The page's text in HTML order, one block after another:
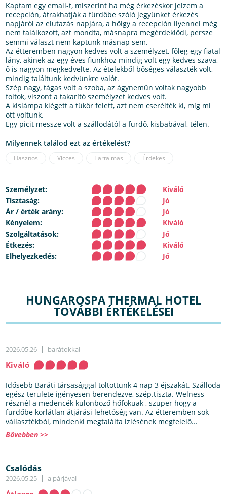
Kaptam egy email-t, miszerint ha még érkezéskor jelzem a
recepción, átrakhatják a fürdőbe szóló jegyünket érkezés
napjáról az elutazás napjára, a hölgy a recepción ilyennel még
nem találkozott, azt mondta, másnapra megérdeklődi, persze
semmi választ nem kaptunk másnap sem.
Az étteremben nagyon kedves volt a személyzet, főleg egy fiatal
lány, akinek az egy éves fiunkhoz mindig volt egy kedves szava,
ő is nagyon megkedvelte. Az ételekből bőséges választék volt,
mindig találtunk kedvünkre valót.
Szép nagy, tágas volt a szoba, az ágyneműn voltak nagyobb
foltok, viszont a takarító személyzet kedves volt.
A kislámpa kiégett a tükör felett, azt nem cserélték ki, míg mi
ott voltunk.
Egy picit messze volt a szállodától a fürdő, kisbabával, télen.
Milyennek találod ezt az értékelést?
Hasznos Vicces Tartalmas Érdekes
Személyzet:
Kiváló
Tisztaság:
Jó
Ár / érték arány:
Jó
Kényelem:
Kiváló
Szolgáltatások:
Jó
Étkezés:
Kiváló
Elhelyezkedés:
Jó
HUNGAROSPA THERMAL HOTEL
TOVÁBBI ÉRTÉKELÉSEI
2026.05.26 barátokkal
Kiváló
Idősebb Baráti társasággal töltöttünk 4 nap 3 éjszakát. Szálloda
egész területe igényesen berendezve, szép.tiszta. Welness
résznél a medencék különböző hőfokuak , szuper hogy a
fürdőbe korlátlan átjárási lehetőség van. Az étteremben sok
vállasztékból, mindenki megtalálta izlésének megfelelő...
Bővebben >>
Csalódás
2026.05.25 a párjával